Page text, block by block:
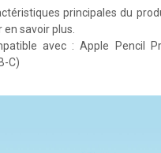
principales du
en savoir plus.
avec : Apple Pencil
C)